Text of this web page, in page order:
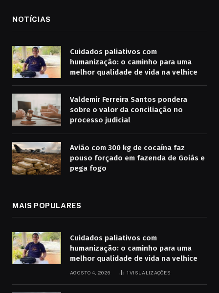
NOTÍCIAS
Cuidados paliativos com
humanização: o caminho para uma
melhor qualidade de vida na velhice
Valdemir Ferreira Santos pondera
sobre o valor da conciliação no
processo judicial
Avião com 300 kg de cocaína faz
pouso forçado em fazenda de Goiás e
pega fogo
MAIS POPULARES
Cuidados paliativos com
humanização: o caminho para uma
melhor qualidade de vida na velhice
AGOSTO 4, 2026 1VISUALIZAÇÕES